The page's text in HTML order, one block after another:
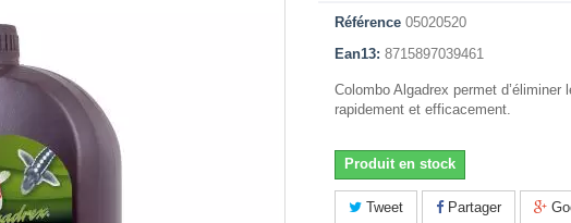
Référence 05020520
Ean13: 8715897039461
Colombo Algadrex permet
rapidement et efficacement.
Produit en stock
Tweet Partager